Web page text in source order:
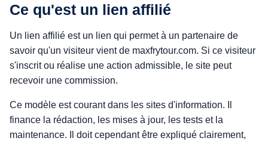
Ce qu'est un lien affilié
Un lien affilié est un lien qui permet à un partenaire de
savoir qu'un visiteur vient de maxfrytour.com. Si ce visiteur
s'inscrit ou réalise une action admissible, le site peut
recevoir une commission.
Ce modèle est courant dans les sites d'information. Il
finance la rédaction, les mises à jour, les tests et la
maintenance. Il doit cependant être expliqué clairement,